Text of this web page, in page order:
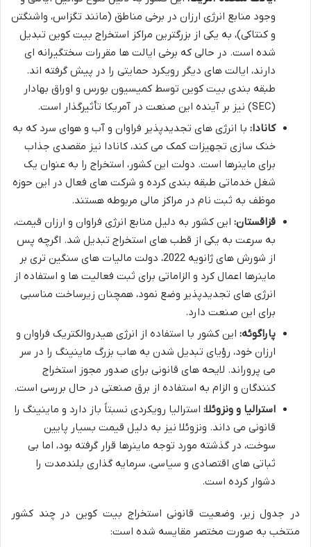
وجود منابع انرژی ارزان در برخی مناطق (مانند تگزاس، واشنگتن
و کنتاکی)، به یکی از بزرگترین مراکز استخراج بیت کوین تبدیل
شده است. در حالی که برخی ایالت ها مقررات سختگیرانه ای
دارند، ایالت های دیگر رویکرد حمایتی را در پیش گرفته اند.
طبقه بندی بیت کوین توسط کمیسیون بورس و اوراق بهادار
(SEC) نیز بر آینده این صنعت در آمریکا تأثیرگذار است.
کانادا: با انرژی های تجدیدپذیر فراوان و آب و هوای سرد که به
خنک سازی تجهیزات کمک می کند، کانادا نیز مقصدی جذاب
برای ماینرها است. دولت این کشور، استخراج را به عنوان یک
شغل خدماتی طبقه بندی کرده و شرکت های فعال در این حوزه
موظف به ثبت نام در مراکز مالی مربوطه هستند.
قزاقستان: این کشور به دلیل منابع انرژی فراوان و ارزان قیمت،
به سرعت به یکی از قطب های استخراج تبدیل شد. اگرچه پس
از شورش های ژانویه 2022، دولت مالیات های سنگین تری بر
ماینرها اعمال کرد و الزاماتی برای ثبت فعالیت ها و استفاده از
انرژی های تجدیدپذیر وضع نمود، همچنان زیرساخت مناسبی
برای این صنعت دارد.
پاراگوئه: این کشور با استفاده از انرژی هیدروالکتریک فراوان و
ارزان خود، رؤیای تبدیل شدن به هاب بزرگ ماینینگ را در سر
می پروراند. لایحه های قانونی برای صدور مجوز استخراج
کنندگان و الزام به استفاده از برق صنعتی در حال بررسی است.
استرالیا و ونزوئلا: استرالیا رویکردی نسبتاً باز دارد و ماینینگ را
قانونی می داند. ونزوئلا نیز به دلیل قیمت بسیار پایین
سوخت، در گذشته مورد توجه ماینرها قرار گرفته بود، اما بی
ثباتی های اقتصادی و سیاسی، سرمایه گذاری بلندمدت را
دشوار کرده است.
در جدول زیر، وضعیت قانونی استخراج بیت کوین در چند کشور
منتخب به صورت مختصر مقایسه شده است: